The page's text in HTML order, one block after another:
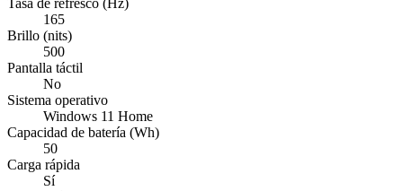
Tasa de refresco (Hz)
165
Brillo (nits)
500
Pantalla táctil
No
Sistema operativo
Windows 11 Home
Capacidad de batería (Wh)
50
Carga rápida
Sí